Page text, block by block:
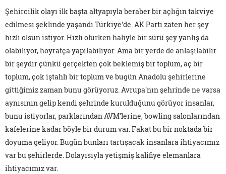
Şehircilik olayı ilk başta altyapıyla beraber bir açlığın takviye
edilmesi şeklinde yaşandı Türkiye'de. AK Parti zaten her şey
hızlı olsun istiyor. Hızlı olurken haliyle bir sürü şey yanlış da
olabiliyor, hoyratça yapılabiliyor. Ama bir yerde de anlaşılabilir
bir şeydir çünkü gerçekten çok beklemiş bir toplum, aç bir
toplum, çok iştahlı bir toplum ve bugün Anadolu şehirlerine
gittiğimiz zaman bunu görüyoruz. Avrupa'nın şehrinde ne varsa
aynısının gelip kendi şehrinde kurulduğunu görüyor insanlar,
bunu istiyorlar, parklarından AVM'lerine, bowling salonlarından
kafelerine kadar böyle bir durum var. Fakat bu bir noktada bir
doyuma geliyor. Bugün bunları tartışacak insanlara ihtiyacımız
var bu şehirlerde. Dolayısıyla yetişmiş kalifiye elemanlara
ihtiyacımız var.